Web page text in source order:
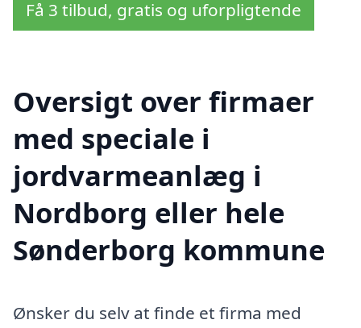
Få 3 tilbud, gratis og uforpligtende
Oversigt over firmaer
med speciale i
jordvarmeanlæg i
Nordborg eller hele
Sønderborg kommune
Ønsker du selv at finde et firma med